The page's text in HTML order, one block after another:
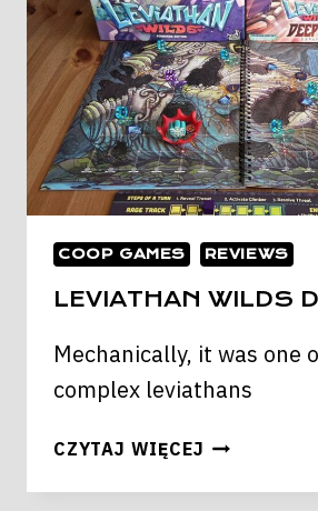
COOP GAMES REVIEWS
LEVIATHAN WILDS
Mechanically, it was one
complex leviathans
CZYTAJ WIĘCEJ LEVIATHAN
DEEPVALE